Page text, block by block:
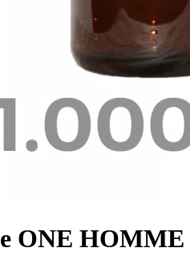
ONE HOMME